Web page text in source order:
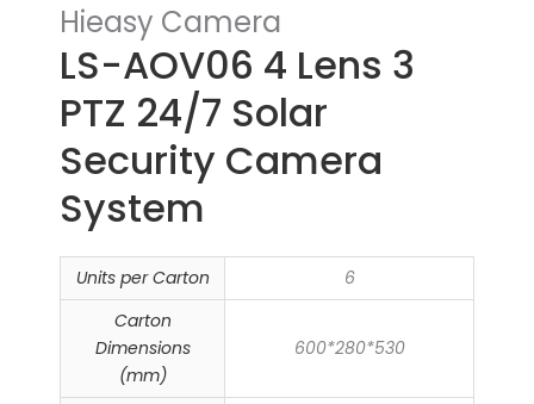
Hieasy Camera
LS-AOV06 4 Lens 3
PTZ 24/7 Solar
Security Camera
System
Units per Carton
6
Carton
Dimensions
(mm)
600*280*530